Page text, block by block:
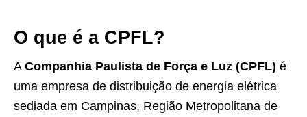
O que é a CPFL?
A Companhia Paulista de Força e Luz (CPFL) é
uma empresa de distribuição de energia elétrica
sediada em Campinas, Região Metropolitana de